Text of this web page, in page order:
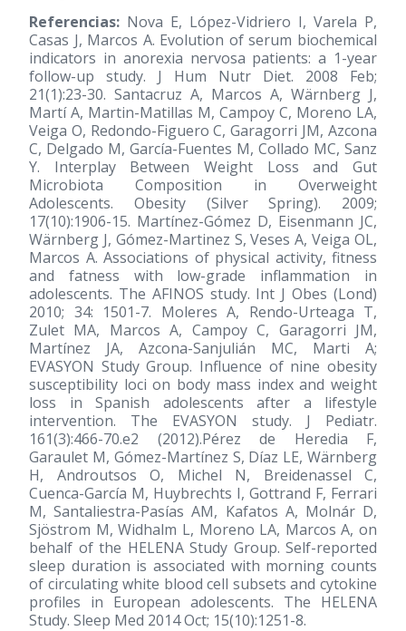
Referencias: Nova E, López-Vidriero I, Varela P,
Casas J, Marcos A. Evolution of serum biochemical
indicators in anorexia nervosa patients: a 1-year
follow-up study. J Hum Nutr Diet. 2008 Feb;
21(1):23-30. Santacruz A, Marcos A, Wärnberg J,
Martí A, Martin-Matillas M, Campoy C, Moreno LA,
Veiga O, Redondo-Figuero C, Garagorri JM, Azcona
C, Delgado M, García-Fuentes M, Collado MC, Sanz
Y. Interplay Between Weight Loss and Gut
Microbiota Composition in Overweight
Adolescents. Obesity (Silver Spring). 2009;
17(10):1906-15. Martínez-Gómez D, Eisenmann JC,
Wärnberg J, Gómez-Martinez S, Veses A, Veiga OL,
Marcos A. Associations of physical activity, fitness
and fatness with low-grade inflammation in
adolescents. The AFINOS study. Int J Obes (Lond)
2010; 34: 1501-7. Moleres A, Rendo-Urteaga T,
Zulet MA, Marcos A, Campoy C, Garagorri JM,
Martínez JA, Azcona-Sanjulián MC, Marti A;
EVASYON Study Group. Influence of nine obesity
susceptibility loci on body mass index and weight
loss in Spanish adolescents after a lifestyle
intervention. The EVASYON study. J Pediatr.
161(3):466-70.e2 (2012).Pérez de Heredia F,
Garaulet M, Gómez-Martínez S, Díaz LE, Wärnberg
H, Androutsos O, Michel N, Breidenassel C,
Cuenca-García M, Huybrechts I, Gottrand F, Ferrari
M, Santaliestra-Pasías AM, Kafatos A, Molnár D,
Sjöstrom M, Widhalm L, Moreno LA, Marcos A, on
behalf of the HELENA Study Group. Self-reported
sleep duration is associated with morning counts
of circulating white blood cell subsets and cytokine
profiles in European adolescents. The HELENA
Study. Sleep Med 2014 Oct; 15(10):1251-8.